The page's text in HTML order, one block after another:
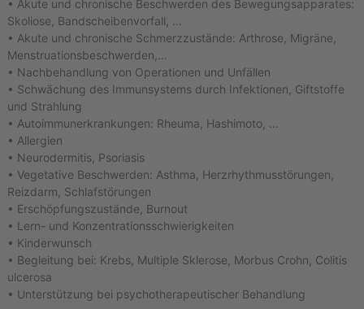
• Akute und chronische Beschwerden des Bewegungsapparates:
Skoliose, Bandscheibenvorfall, …
• Akute und chronische Schmerzzustände: Arthrose, Migräne,
Menstruationsbeschwerden,…
• Nachbehandlung von Operationen und Unfällen
• Schwächung des Immunsystems durch Infektionen, Giftstoffe
und Strahlung
• Autoimmunerkrankungen: Rheuma, Hashimoto, …
• Allergien
• Neurodermitis, Psoriasis
• Vegetative Beschwerden: Asthma, Herzrhythmusstörungen,
Reizdarm, Schlafstörungen
• Erschöpfungszustände, Burnout
• Lern- und Konzentrationsschwierigkeiten
• Kinderwunsch
• Begleitung bei: Krebs, Multiple Sklerose, Morbus Crohn, Colitis
ulcerosa
• Unterstützung bei psychotherapeutischer Behandlung